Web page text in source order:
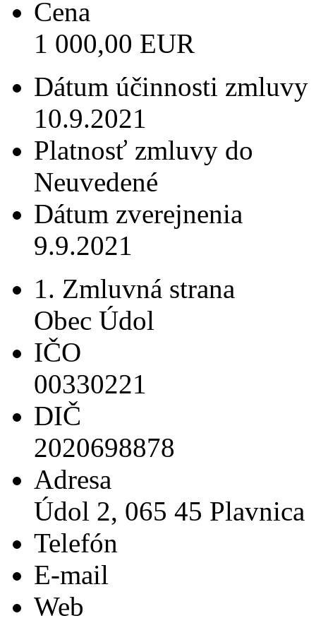
Cena
1 000,00 EUR
Dátum účinnosti zmluvy
10.9.2021
Platnosť zmluvy do
Neuvedené
Dátum zverejnenia
9.9.2021
1. Zmluvná strana
Obec Údol
IČO
00330221
DIČ
2020698878
Adresa
Údol 2, 065 45 Plavnica
Telefón
E-mail
Web